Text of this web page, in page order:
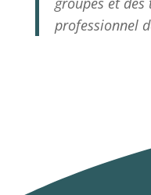
professionnel